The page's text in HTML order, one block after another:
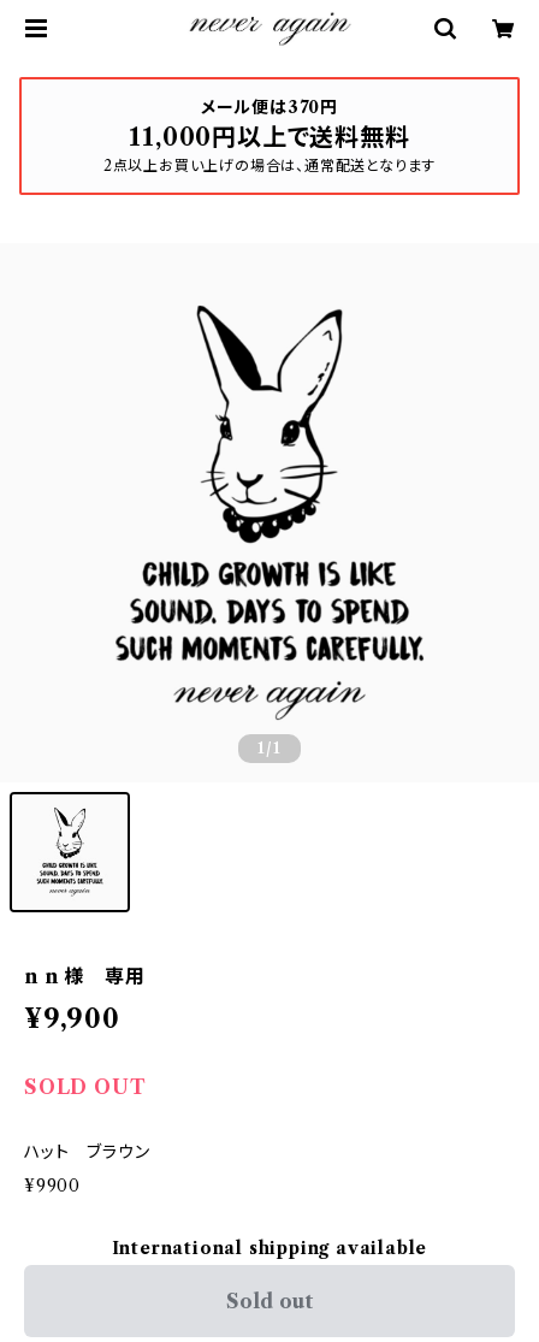
メール便は370円
11,000円以上で送料無料
2点以上お買い上げの場合は、通常配送となります
1 /1
n n 様 専用
¥9,900
SOLD OUT
ハット ブラウン
¥9900
International shipping available
Sold out